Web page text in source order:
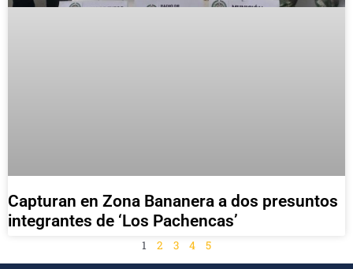
Capturan en Zona Bananera a dos presuntos
integrantes de ‘Los Pachencas’
1 2 3 4 5